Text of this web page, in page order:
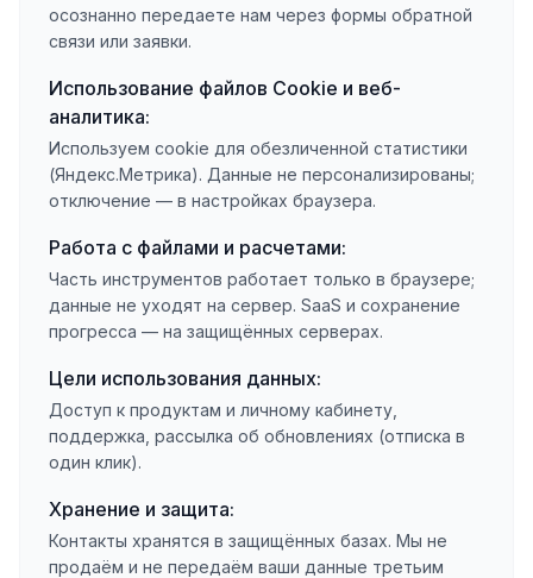
осознанно передаете нам через формы обратной
связи или заявки.
Использование файлов Cookie и веб-
аналитика:
Используем cookie для обезличенной статистики
(Яндекс.Метрика). Данные не персонализированы;
отключение — в настройках браузера.
Работа с файлами и расчетами:
Часть инструментов работает только в браузере;
данные не уходят на сервер. SaaS и сохранение
прогресса — на защищённых серверах.
Цели использования данных:
Доступ к продуктам и личному кабинету,
поддержка, рассылка об обновлениях (отписка в
один клик).
Хранение и защита:
Контакты хранятся в защищённых базах. Мы не
продаём и не передаём ваши данные третьим